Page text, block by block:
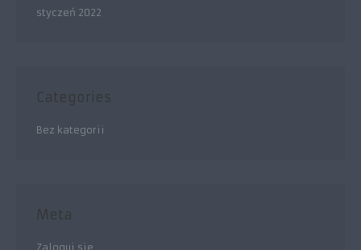
styczeń 2022
Categories
Bez kategorii
Meta
Zaloguj się